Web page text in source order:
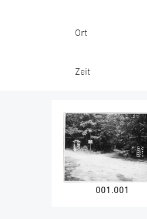
Ort
Zeit
001.001